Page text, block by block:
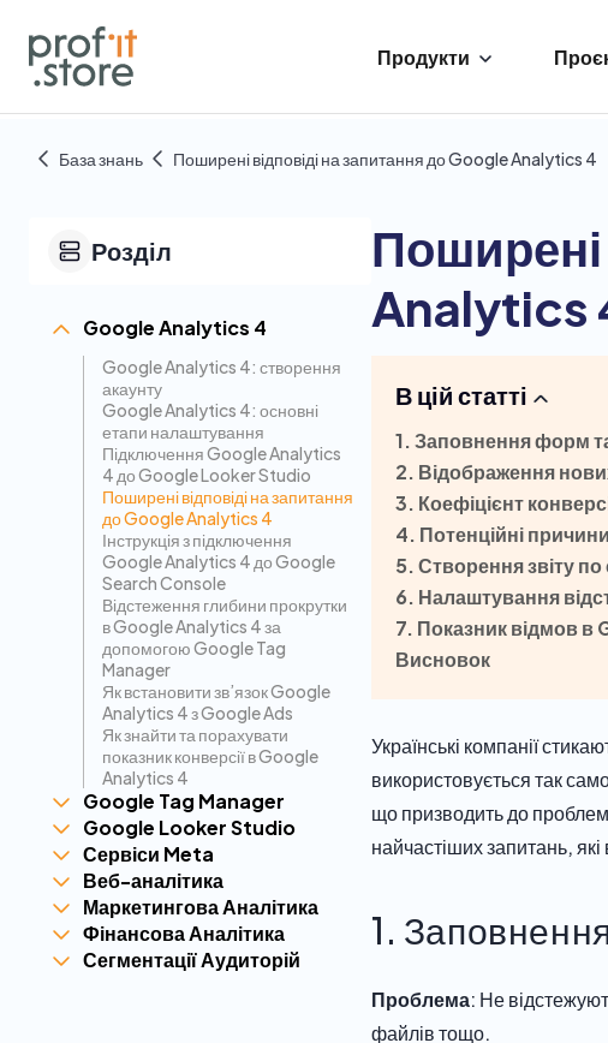
Продукти
База знань Поширені відповіді на запитання до Google Analytics 4
Розділ
Google Analytics 4
Google Analytics 4: створення
акаунту
Google Analytics 4: основні
етапи налаштування
Підключення Google Analytics
4 до Google Looker Studio
Поширені відповіді на запитання
до Google Analytics 4
Інструкція з підключення
Google Analytics 4 до Google
Search Console
Відстеження глибини прокрутки
в Google Analytics 4 за
допомогою Google Tag
Manager
Як встановити зв’язок Google
Analytics 4 з Google Ads
Як знайти та порахувати
показник конверсії в Google
Analytics 4
Google Tag Manager
Google Looker Studio
Сервіси Meta
Веб-аналітика
Маркетингова Аналітика
Фінансова Аналітика
Сегментації Аудиторій
Поширені
Analytics
В цій статті
1. Заповнення форм
2. Відображення
3. Коефіцієнт
4. Потенційні
5. Створення звіту
6. Налаштування
7. Показник відмов
Висновок
Українські компанії
використовується так
що призводить до проблем
найчастіших запитань,
1.
Проблема: Не
файлів тощо.